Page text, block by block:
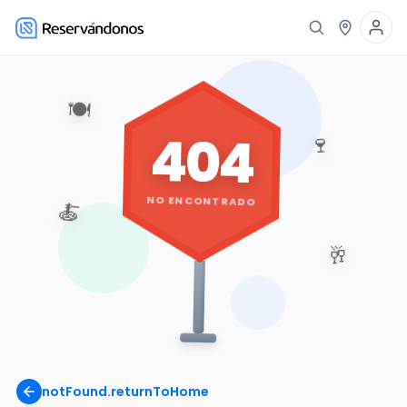
notFound.returnToHome
🍽️
🍷
🥂
🍝
404
NO ENCONTRADO